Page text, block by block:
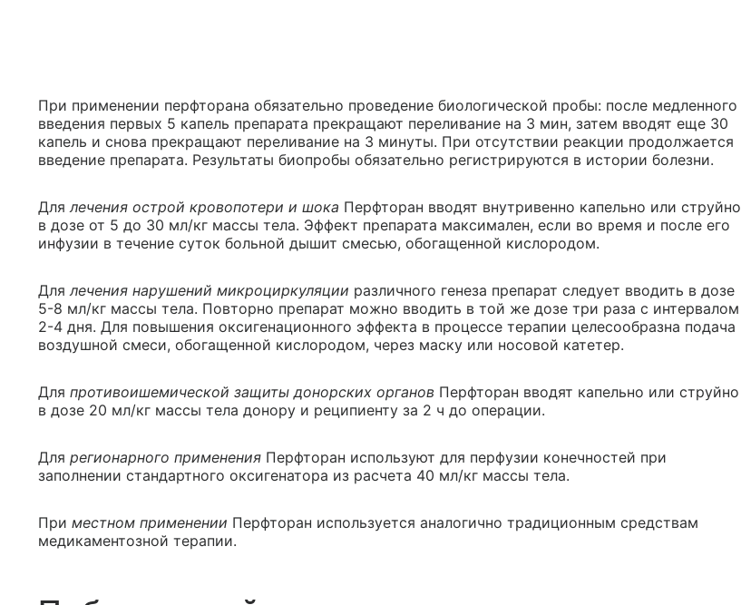
При применении перфторана обязательно проведение биологической пробы: после медленного
введения первых 5 капель препарата прекращают переливание на 3 мин, затем вводят еще 30
капель и снова прекращают переливание на 3 минуты. При отсутствии реакции продолжается
введение препарата. Результаты биопробы обязательно регистрируются в истории болезни.
Длялечения острой кровопотери и шока Перфторан вводят внутривенно капельно или струйно
в дозе от 5 до 30 мл/кг массы тела. Эффект препарата максимален, если во время и после его
инфузии в течение суток больной дышит смесью, обогащенной кислородом.
Длялечения нарушений микроциркуляции различного генеза препарат следует вводить в дозе
5-8 мл/кг массы тела. Повторно препарат можно вводить в той же дозе три раза с интервалом
2-4 дня. Для повышения оксигенационного эффекта в процессе терапии целесообразна подача
воздушной смеси, обогащенной кислородом, через маску или носовой катетер.
Для противоишемической защиты донорских органов Перфторан вводят капельно или струйно
в дозе 20 мл/кг массы тела донору и реципиенту за 2 ч до операции.
Для регионарного применения Перфторан используют для перфузии конечностей при
заполнении стандартного оксигенатора из расчета 40 мл/кг массы тела.
При местном применении Перфторан используется аналогично традиционным средствам
медикаментозной терапии.